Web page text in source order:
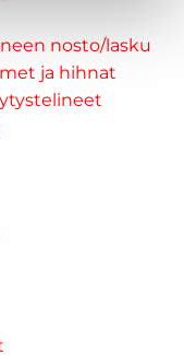
nosto/lasku
ja hihnat